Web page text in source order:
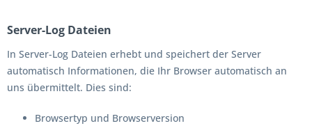
Server-Log Dateien
In Server-Log Dateien erhebt und speichert der Server
automatisch Informationen, die Ihr Browser automatisch an
uns übermittelt. Dies sind:
Browsertyp und Browserversion